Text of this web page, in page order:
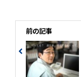
前の記事